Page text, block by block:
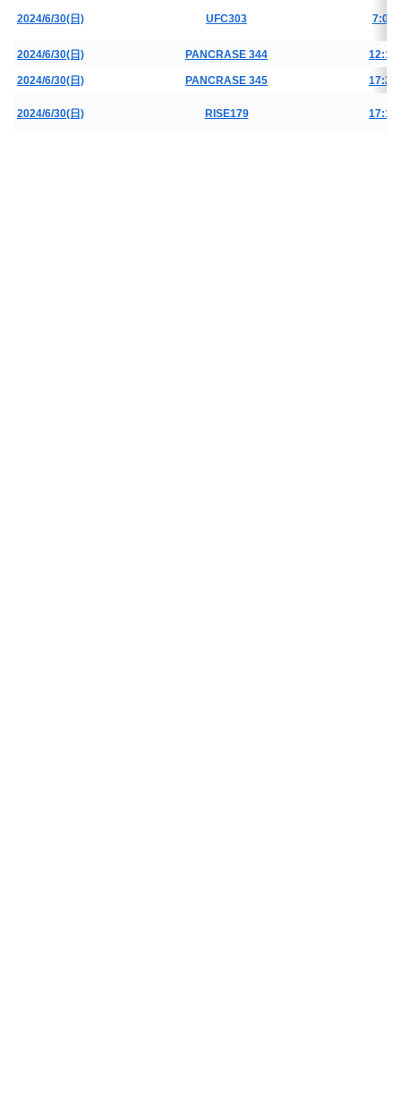
2024/6/30(日) UFC303 7:00
2024/6/30(日) PANCRASE 344 12:15
2024/6/30(日) PANCRASE 345 17:20
2024/6/30(日) RISE179 17:15